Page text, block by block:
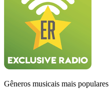
Gêneros musicais mais populares